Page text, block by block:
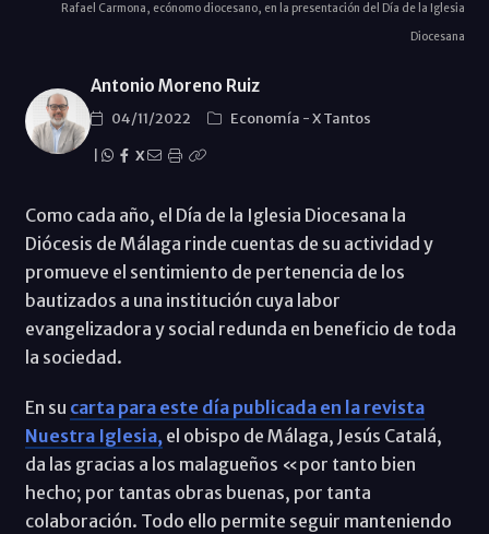
Rafael Carmona, ecónomo diocesano, en la presentación del Día de la Iglesia
Diocesana
Antonio Moreno Ruiz
04/11/2022 Economí­a -X Tantos
X
Como cada año, el Día de la Iglesia Diocesana la
Diócesis de Málaga rinde cuentas de su actividad y
promueve el sentimiento de pertenencia de los
bautizados a una institución cuya labor
evangelizadora y social redunda en beneficio de toda
la sociedad.
En su carta para este día publicada en la revista
Nuestra Iglesia,el obispo de Málaga, Jesús Catalá,
da las gracias a los malagueños «por tanto bien
hecho; por tantas obras buenas, por tanta
colaboración. Todo ello permite seguir manteniendo